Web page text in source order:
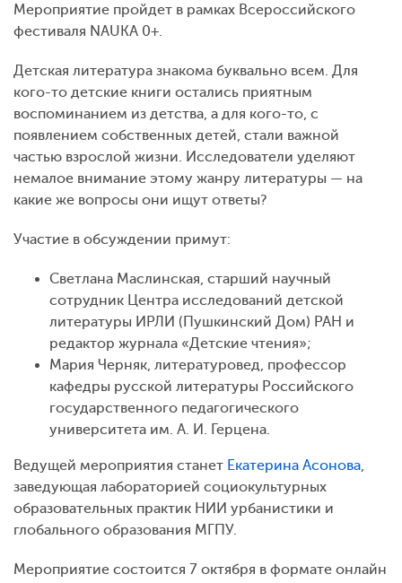
Мероприятие пройдет в рамках Всероссийского
фестиваля NAUKA 0+.
Детская литература знакома буквально всем. Для
кого-то детские книги остались приятным
воспоминанием из детства, а для кого-то, с
появлением собственных детей, стали важной
частью взрослой жизни. Исследователи уделяют
немалое внимание этому жанру литературы — на
какие же вопросы они ищут ответы?
Участие в обсуждении примут:
Светлана Маслинская, старший научный
сотрудник Центра исследований детской
литературы ИРЛИ (Пушкинский Дом) РАН и
редактор журнала «Детские чтения»;
Мария Черняк, литературовед, профессор
кафедры русской литературы Российского
государственного педагогического
университета им. А. И. Герцена.
Ведущей мероприятия станет Екатерина Асонова,
заведующая лабораторией социокультурных
образовательных практик НИИ урбанистики и
глобального образования МГПУ.
Мероприятие состоится 7 октября в формате онлайн